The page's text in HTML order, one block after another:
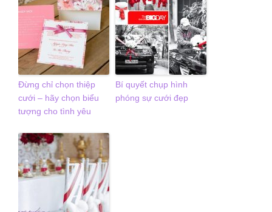
Đừng chỉ chọn thiệp
cưới – hãy chọn biểu
tượng cho tình yêu
Bí quyết chụp hình
phóng sự cưới đẹp